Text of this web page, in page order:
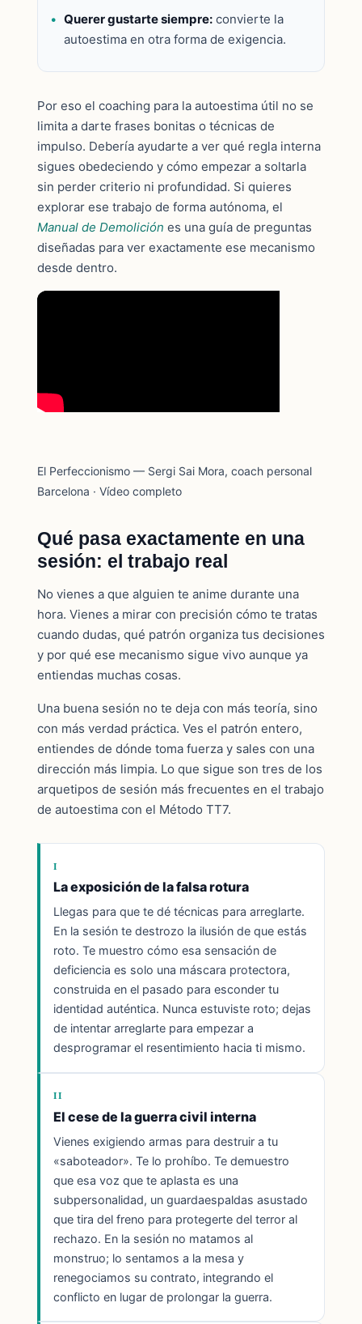
Querer gustarte siempre: convierte la
autoestima en otra forma de exigencia.
Por eso el coaching para la autoestima útil no se
limita a darte frases bonitas o técnicas de
impulso. Debería ayudarte a ver qué regla interna
sigues obedeciendo y cómo empezar a soltarla
sin perder criterio ni profundidad. Si quieres
explorar ese trabajo de forma autónoma, el
Manual de Demolición es una guía de preguntas
diseñadas para ver exactamente ese mecanismo
desde dentro.
El Perfeccionismo — Sergi Sai Mora, coach personal
Barcelona · Vídeo completo
Qué pasa exactamente en una
sesión: el trabajo real
No vienes a que alguien te anime durante una
hora. Vienes a mirar con precisión cómo te tratas
cuando dudas, qué patrón organiza tus decisiones
y por qué ese mecanismo sigue vivo aunque ya
entiendas muchas cosas.
Una buena sesión no te deja con más teoría, sino
con más verdad práctica. Ves el patrón entero,
entiendes de dónde toma fuerza y sales con una
dirección más limpia. Lo que sigue son tres de los
arquetipos de sesión más frecuentes en el trabajo
de autoestima con el Método TT7.
I
La exposición de la falsa rotura
Llegas para que te dé técnicas para arreglarte.
En la sesión te destrozo la ilusión de que estás
roto. Te muestro cómo esa sensación de
deficiencia es solo una máscara protectora,
construida en el pasado para esconder tu
identidad auténtica. Nunca estuviste roto; dejas
de intentar arreglarte para empezar a
desprogramar el resentimiento hacia ti mismo.
II
El cese de la guerra civil interna
Vienes exigiendo armas para destruir a tu
«saboteador». Te lo prohíbo. Te demuestro
que esa voz que te aplasta es una
subpersonalidad, un guardaespaldas asustado
que tira del freno para protegerte del terror al
rechazo. En la sesión no matamos al
monstruo; lo sentamos a la mesa y
renegociamos su contrato, integrando el
conflicto en lugar de prolongar la guerra.